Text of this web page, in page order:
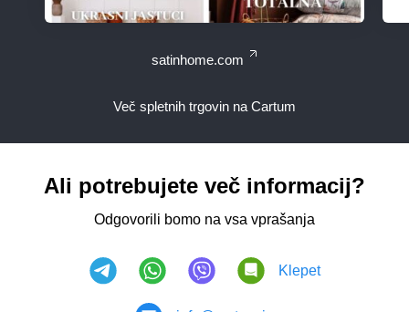
satinhome.com
Več spletnih trgovin na Cartum
Ali potrebujete več informacij?
Odgovorili bomo na vsa vprašanja
Klepet